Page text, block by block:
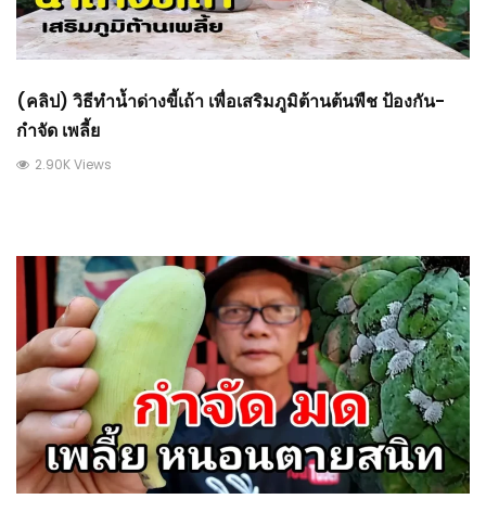
(คลิป) วิธีทำน้ำด่างขี้เถ้า เพื่อเสริมภูมิต้านต้นพืช ป้องกัน-
กำจัด เพลี้ย
2.90K Views